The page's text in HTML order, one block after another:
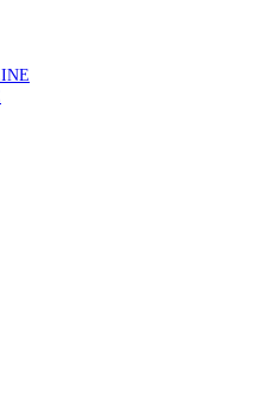
doentes com enfarte
de Lp(a), revela estudo
do cancro do pulmão são
um investimento
de saúde”
primeira linha no cancro da
PD-(L)1